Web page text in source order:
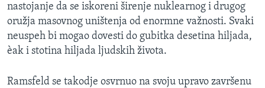
nastojanje da se iskoreni širenje nuklearnog i drugog
oružja masovnog uništenja od enormne važnosti. Svaki
neuspeh bi mogao dovesti do gubitka desetina hiljada,
èak i stotina hiljada ljudskih života.
Ramsfeld se takodje osvrnuo na svoju upravo završenu